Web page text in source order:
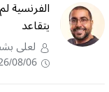
يتقاعد
لعلى
08/06